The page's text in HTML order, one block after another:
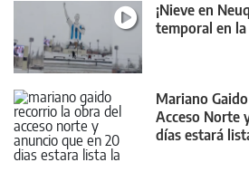
¡Nieve en
temporal en
Mariano
Acceso Norte
días estará